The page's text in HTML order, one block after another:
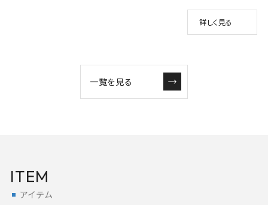
詳しく見る
一覧を見る
ITEM
アイテム